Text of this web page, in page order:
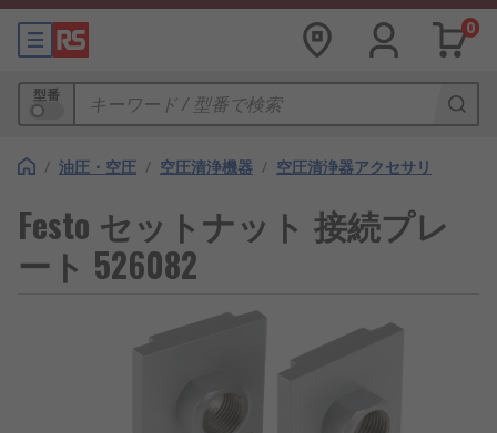
0
型番
/ 油圧・空圧 / 空圧清浄機器 / 空圧清浄器アクセサリ
Festo セットナット 接続プレ
ート 526082